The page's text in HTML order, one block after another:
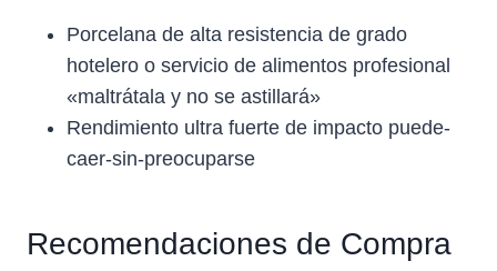
Porcelana de alta resistencia de grado
hotelero o servicio de alimentos profesional
«maltrátala y no se astillará»
Rendimiento ultra fuerte de impacto puede-
caer-sin-preocuparse
Recomendaciones de Compra